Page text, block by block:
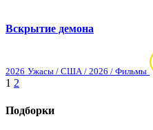
Вскрытие демона
2026 Ужасы / США / 2026 / Фильмы
1 2
Подборки